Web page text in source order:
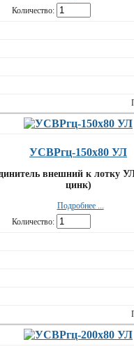
Количество:
УСВРгц-150х80 УЛ
внешний к лотку
цинк)
Подробнее ...
Количество: